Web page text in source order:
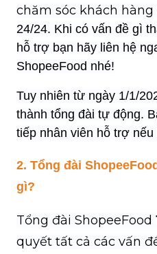
chăm sóc khách hàng
24/24. Khi có vấn đề gì
hỗ trợ bạn hãy liên hệ
ShopeeFood nhé!
Tuy nhiên từ ngày 1/1/
thành tổng đài tự động.
tiếp nhân viên hỗ trợ
2. Tổng đài
gì?
Tổng đài ShopeeFood
quyết tất cả các vấn